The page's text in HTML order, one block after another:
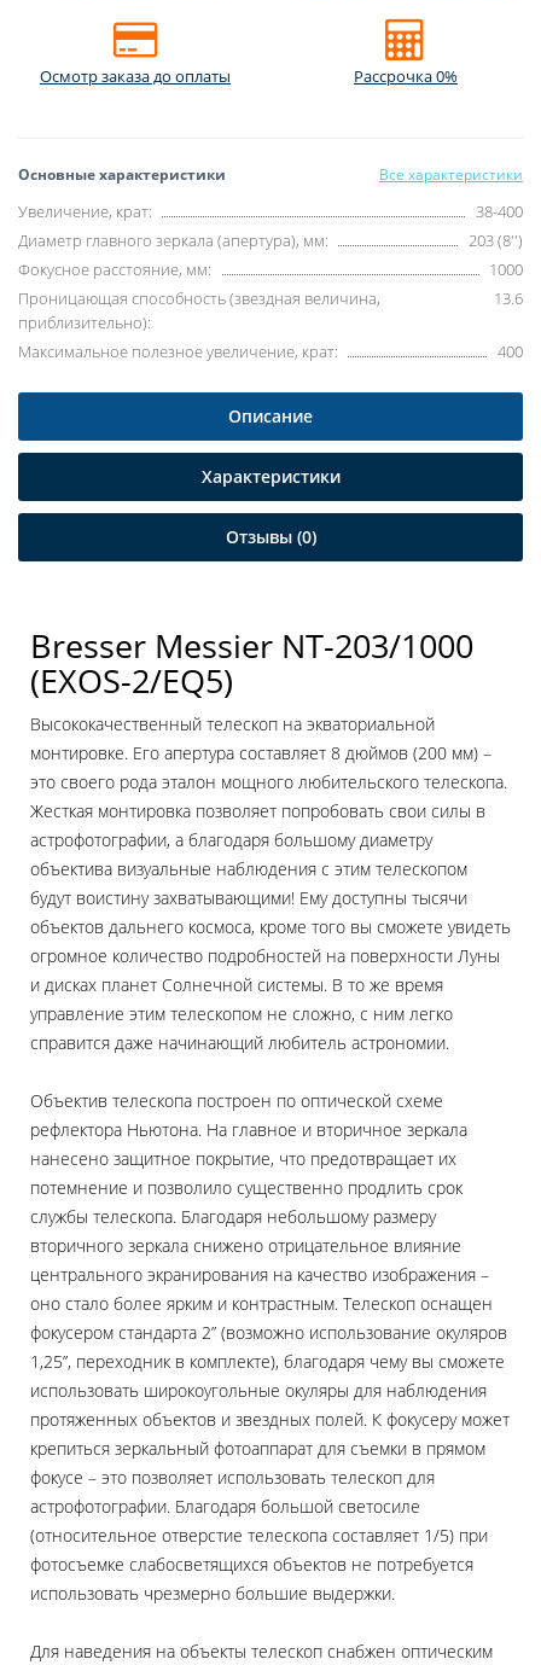
Осмотр заказа до оплаты Рассрочка 0%
Основные характеристики Все характеристики
Увеличение, крат:
38-400
Диаметр главного зеркала (апертура), мм:
203 (8'')
Фокусное расстояние, мм:
1000
Проницающая способность (звездная величина,
приблизительно):
13.6
Максимальное полезное увеличение, крат: 400
Описание
Характеристики
Отзывы (0)
Bresser Messier NT-203/1000
(EXOS-2/EQ5)
Высококачественный телескоп на экваториальной
монтировке. Его апертура составляет 8 дюймов (200 мм) –
это своего рода эталон мощного любительского телескопа.
Жесткая монтировка позволяет попробовать свои силы в
астрофотографии, а благодаря большому диаметру
объектива визуальные наблюдения с этим телескопом
будут воистину захватывающими! Ему доступны тысячи
объектов дальнего космоса, кроме того вы сможете увидеть
огромное количество подробностей на поверхности Луны
и дисках планет Солнечной системы. В то же время
управление этим телескопом не сложно, с ним легко
справится даже начинающий любитель астрономии.
Объектив телескопа построен по оптической схеме
рефлектора Ньютона. На главное и вторичное зеркала
нанесено защитное покрытие, что предотвращает их
потемнение и позволило существенно продлить срок
службы телескопа. Благодаря небольшому размеру
вторичного зеркала снижено отрицательное влияние
центрального экранирования на качество изображения –
оно стало более ярким и контрастным. Телескоп оснащен
фокусером стандарта 2” (возможно использование окуляров
1,25”, переходник в комплекте), благодаря чему вы сможете
использовать широкоугольные окуляры для наблюдения
протяженных объектов и звездных полей. К фокусеру может
крепиться зеркальный фотоаппарат для съемки в прямом
фокусе – это позволяет использовать телескоп для
астрофотографии. Благодаря большой светосиле
(относительное отверстие телескопа составляет 1/5) при
фотосъемке слабосветящихся объектов не потребуется
использовать чрезмерно большие выдержки.
Для наведения на объекты телескоп снабжен оптическим